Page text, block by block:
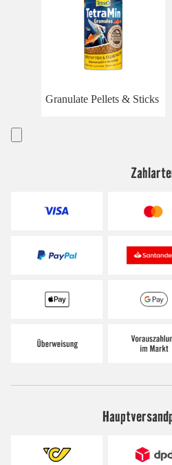
Granulate Pellets & Sticks